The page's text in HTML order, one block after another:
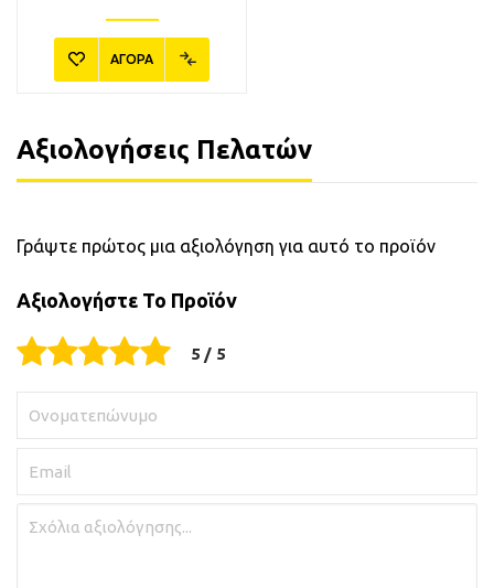
ΑΓΟΡΑ
Αξιολογήσεις Πελατών
Γράψτε πρώτος μια αξιολόγηση για αυτό το προϊόν
Αξιολογήστε Το Προϊόν